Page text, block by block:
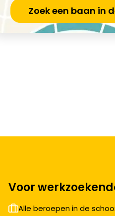
Zoek een baan in
Voor
Alle beroepen in de